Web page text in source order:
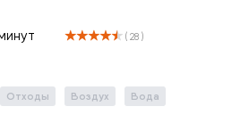
( 28 )
Отходы Воздух Вода